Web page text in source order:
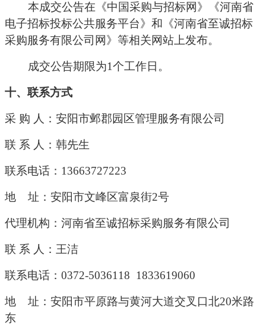
本成交公告在《中国采购与招标网》《河南省
电子招标投标公共服务平台》和《河南省至诚招标
采购服务有限公司网》 等相关网站上发布。
成交公告期限为1个工作日。
十、联系方式
采 购 人：安阳市邺郡园区管理服务有限公司
联 系 人：韩先生
联系电话： 13663727223
地 址：安阳市文峰区富泉街2号
代理机构：河南省至诚招标采购服务有限公司
联 系 人：王洁
联系电话： 0372-5036118 1833619060
地 址：安阳市平原路与黄河大道交叉口北20米路
东